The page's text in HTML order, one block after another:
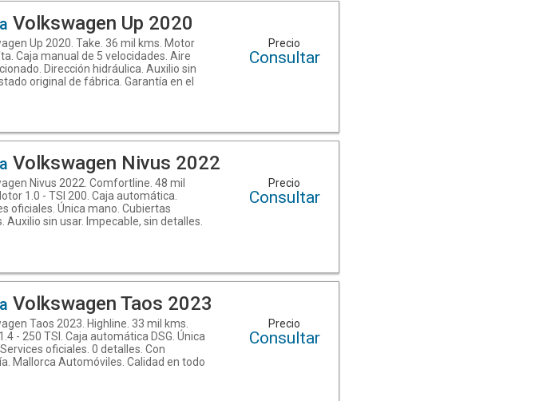
Descubrí más en
Seguinos en
mallorca.automóviles y
Mallorca Automóviles
Volkswagen Up 2020
Up 2020. Take. 36 mil kms. Motor
Caja manual de 5 velocidades. Aire
Dirección hidráulica. Auxilio sin
original de fábrica. Garantía en el
de confianza inspeccione el
y le dé el visto bueno. Mallorca
Calidad en todo lo que hacemos.
N°266, B°Reconquista, Santiago del
Teléfono: (0.3.8.5) 6.0.1.3.9.6.1 -
3.8.5.4.2.0.5.5.6.8 (Link para enviar
https://wa.me/543854205568 )
más en
www.facebook.com/share/ZuvMBG2fmQGqKSkD/)
Precio
Consultar
Volkswagen Nivus 2022
Nivus 2022. Comfortline. 48 mil
1.0 - TSI 200. Caja automática.
oficiales. Única mano. Cubiertas
Auxilio sin usar. Impecable, sin detalles.
- WhatsApp: 3854205568.
más en
Seguinos en
mallorca.automóviles y
Mallorca Automóviles
Precio
Consultar
Volkswagen Taos 2023
Taos 2023. Highline. 33 mil kms.
- 250 TSI. Caja automática DSG. Única
oficiales. 0 detalles. Con
Mallorca Automóviles. Calidad en todo
Precio
Consultar